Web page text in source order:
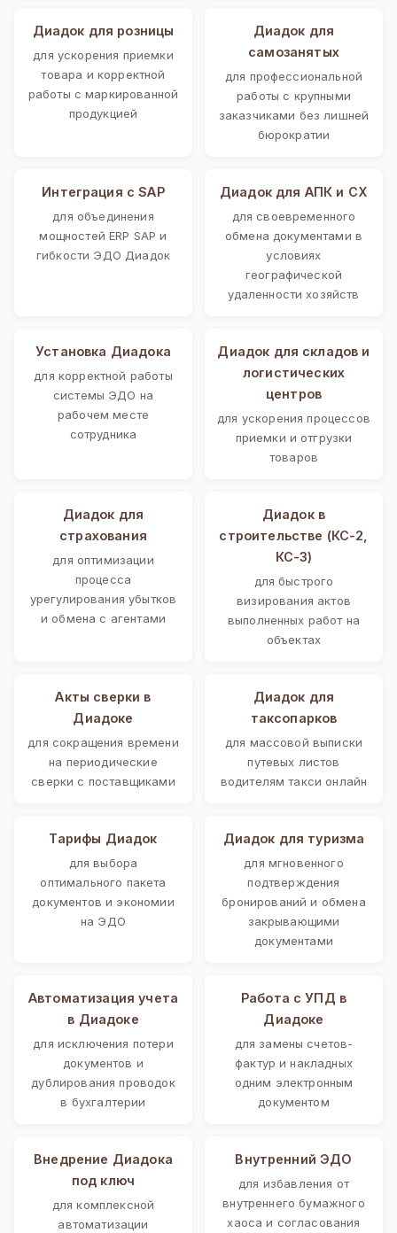
Диадок для розницы
для ускорения приемки
товара и корректной
работы с маркированной
продукцией
Диадок для
самозанятых
для профессиональной
работы с крупными
заказчиками без лишней
бюрократии
Интеграция с SAP
для объединения
мощностей ERP SAP и
гибкости ЭДО Диадок
Диадок для АПК и СХ
для своевременного
обмена документами в
условиях
географической
удаленности хозяйств
Установка Диадока
для корректной работы
системы ЭДО на
рабочем месте
сотрудника
Диадок для складов и
логистических
центров
для ускорения процессов
приемки и отгрузки
товаров
Диадок для
страхования
для оптимизации
процесса
урегулирования убытков
и обмена с агентами
Диадок в
строительстве (КС-2,
КС-3)
для быстрого
визирования актов
выполненных работ на
объектах
Акты сверки в
Диадоке
для сокращения времени
на периодические
сверки с поставщиками
Диадок для
таксопарков
для массовой выписки
путевых листов
водителям такси онлайн
Тарифы Диадок
для выбора
оптимального пакета
документов и экономии
на ЭДО
Диадок для туризма
для мгновенного
подтверждения
бронирований и обмена
закрывающими
документами
Автоматизация учета
в Диадоке
для исключения потери
документов и
дублирования проводок
в бухгалтерии
Работа с УПД в
Диадоке
для замены счетов-
фактур и накладных
одним электронным
документом
Внедрение Диадока
под ключ
для комплексной
автоматизации
Внутренний ЭДО
для избавления от
внутреннего бумажного
хаоса и согласования